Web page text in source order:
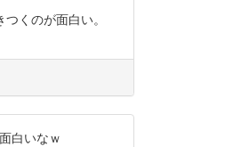
くのが面白い。
面白いなｗ